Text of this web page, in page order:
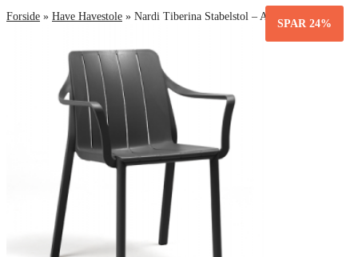
Forside » Have Havestole » Nardi Tiberina Stabelstol – Antracit
SPAR 24%